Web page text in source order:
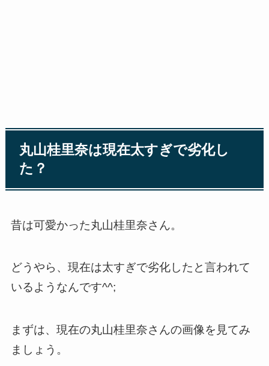
丸山桂里奈は現在太すぎで劣化し
た？
昔は可愛かった丸山桂里奈さん。
どうやら、現在は太すぎで劣化したと言われて
いるようなんです^^;
まずは、現在の丸山桂里奈さんの画像を見てみ
ましょう。